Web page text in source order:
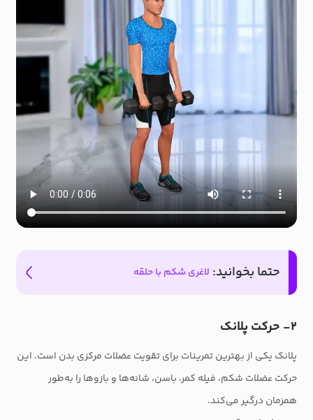
حتما بخوانید: لاغری شکم با حلقه
۲- حرکت پلانک
پلانک یکی از بهترین تمرینات برای تقویت عضلات مرکزی بدن است. این
حرکت عضلات شکم، فیله کمر، باسن، شانه‌ها و بازوها را به‌طور
همزمان درگیر می‌کند.